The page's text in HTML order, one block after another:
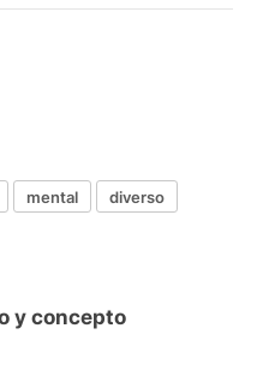
mental
diverso
y concepto